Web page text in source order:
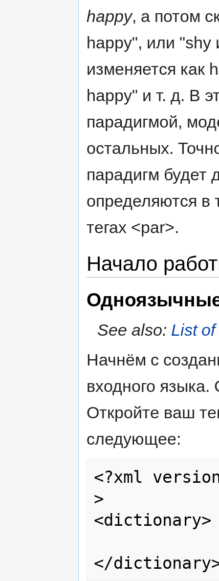
happy, а потом
happy", или "shy
изменяется как
happy" и т. д. В
парадигмой,
остальных.
парадигм будет
определяются в
тегах <par>.
Начало
See also: List
Начнём с
входного
Откройте ваш
следующее:
<?xml
>
<dictionary>